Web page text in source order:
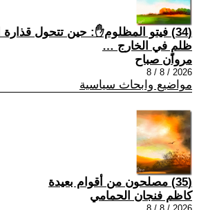
(34) فيتو المظلوم✋: حين تتحول
ظلمٍ في الخارج …
مروان صباح
2026 / 8 / 8
مواضيع وابحاث سياسية
(35) مصلحون من أقوام بعيدة
كاظم فنجان الحمامي